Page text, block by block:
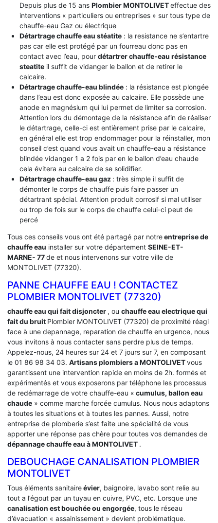
Depuis plus de 15 ans Plombier MONTOLIVETeffectue des
interventions « particuliers ou entreprises » sur tous type de
chauffe-eau Gaz ou électrique
Détartrage chauffe eau stéatite: la resistance ne s’entartre
pas car elle est protégé par un fourreau donc pas en
contact avec l’eau, pour détartrer chauffe-eau résistance
steatiteil suffit de vidanger le ballon et de retirer le
calcaire.
Détartrage chauffe-eau blindée: la résistance est plongée
dans l’eau est donc exposée au calcaire. Elle possède une
anode en magnésium qui lui permet de limiter sa corrosion.
Attention lors du démontage de la résistance afin de réaliser
le détartrage, celle-ci est entièrement prise par le calcaire,
en général elle est trop endommager pour la réinstaller, mon
conseil c’est quand vous avait un chauffe-eau a résistance
blindée vidanger 1 a 2 fois par en le ballon d’eau chaude
cela évitera au calcaire de se solidifier.
Détartrage chauffe-eau gaz : très simple il suffit de
démonter le corps de chauffe puis faire passer un
détartrant spécial. Attention produit corrosif si mal utiliser
ou trop de fois sur le corps de chauffe celui-ci peut de
percé
Tous ces conseils vous ont été partagé par notreentreprise de
chauffe eau installer sur votre département SEINE-ET-
MARNE- 77de et nous intervenons sur votre ville de
MONTOLIVET (77320).
PANNE CHAUFFE EAU ! CONTACTEZ
PLOMBIER MONTOLIVET (77320)
chauffe eau qui fait disjoncter , ou chauffe eau electrique qui
fait du bruit Plombier MONTOLIVET (77320) de proximité réagi
face à une depannage, reparation de chauffe en urgence, nous
vous invitons à nous contacter sans perdre plus de temps.
Appelez-nous, 24 heures sur 24 et 7 jours sur 7, en composant
le 01 86 98 34 03. Artisans plombiers a MONTOLIVETvous
garantissent une intervention rapide en moins de 2h. formés et
expérimentés et vous exposerons par téléphone les processus
de redémarrage de votre chauffe-eau « cumulus, ballon eau
chaude » comme marche forcée cumulus. Nous nous adaptons
à toutes les situations et à toutes les pannes. Aussi, notre
entreprise de plomberie s’est faite une spécialité de vous
apporter une réponse pas chère pour toutes vos demandes de
dépannage chauffe eau à MONTOLIVET .
DEBOUCHAGE CANALISATION PLOMBIER
MONTOLIVET
Tous éléments sanitaireévier, baignoire, lavabo sont relie au
tout a l’égout par un tuyau en cuivre, PVC, etc. Lorsque une
canalisation est bouchée ou engorgée, tous le réseau
d’évacuation « assainissement » devient problématique.